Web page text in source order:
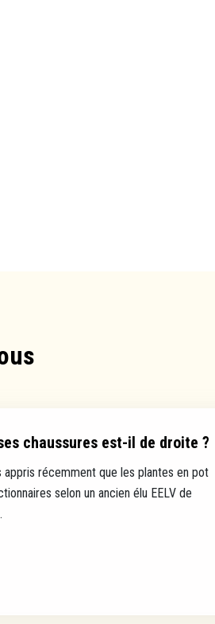
chaussures est-il de droite ?
appris récemment que les plantes en pot
selon un ancien élu EELV de